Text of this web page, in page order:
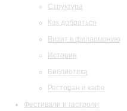
Структура
Как добраться
Визит в филармонию
История
Библиотека
Ресторан и кафе
Фестивали и гастроли